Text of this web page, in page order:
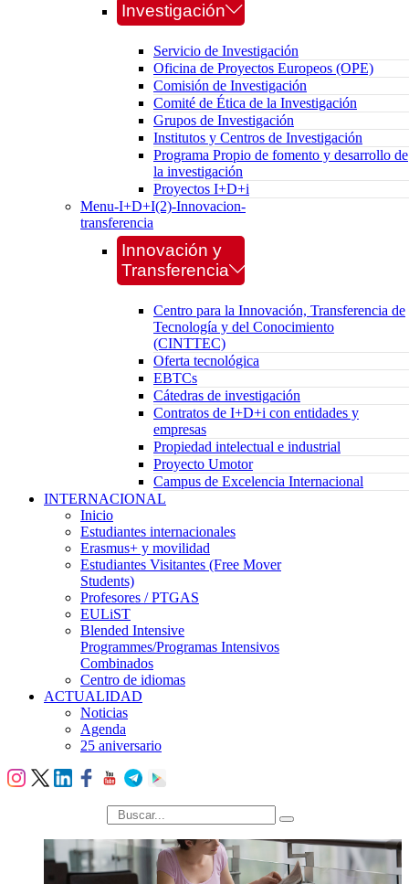
Investigación
Servicio de Investigación
Oficina de Proyectos Europeos (OPE)
Comisión de Investigación
Comité de Ética de la Investigación
Grupos de Investigación
Institutos y Centros de Investigación
Programa Propio de fomento y desarrollo de
la investigación
Proyectos I+D+i
Menu-I+D+I(2)-Innovacion-
transferencia
Innovación y
Transferencia
Centro para la Innovación, Transferencia de
Tecnología y del Conocimiento
(CINTTEC)
Oferta tecnológica
EBTCs
Cátedras de investigación
Contratos de I+D+i con entidades y
empresas
Propiedad intelectual e industrial
Proyecto Umotor
Campus de Excelencia Internacional
INTERNACIONAL
Inicio
Estudiantes internacionales
Erasmus+ y movilidad
Estudiantes Visitantes (Free Mover
Students)
Profesores / PTGAS
EULiST
Blended Intensive
Programmes/Programas Intensivos
Combinados
Centro de idiomas
ACTUALIDAD
Noticias
Agenda
25 aniversario
búsqueda